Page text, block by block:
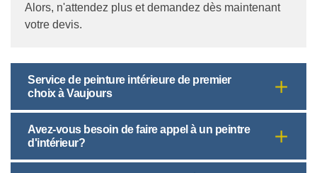
Alors, n'attendez plus et demandez dès maintenant
votre devis.
Service de peinture intérieure de premier
choix à Vaujours
Avez-vous besoin de faire appel à un peintre
d'intérieur?